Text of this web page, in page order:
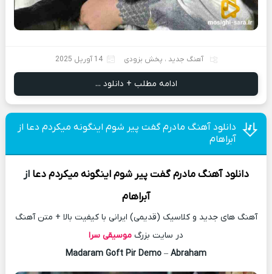
آهنگ جدید ، پخش بزودی 14 آوریل 2025
ادامه مطلب + دانلود ...
دانلود آهنگ مادرم گفت پیر شوم اینگونه میکردم دعا از
آبراهام
دانلود آهنگ مادرم گفت پیر شوم اینگونه میکردم دعا از
آبراهام
آهنگ های جدید و کلاسیک (قدیمی) ایرانی با کیفیت بالا + متن آهنگ
در سایت بزرگ موسیقی سرا
Madaram Goft Pir Demo – Abraham